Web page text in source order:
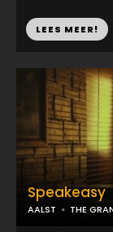
LEES MEER!
Speakeasy
AALST THE